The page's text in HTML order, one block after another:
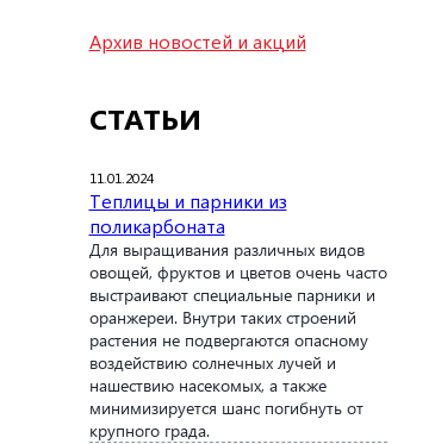
Архив новостей и акций
СТАТЬИ
11.01.2024
Теплицы и парники из
поликарбоната
Для выращивания различных видов
овощей, фруктов и цветов очень часто
выстраивают специальные парники и
оранжереи. Внутри таких строений
растения не подвергаются опасному
воздействию солнечных лучей и
нашествию насекомых, а также
минимизируется шанс погибнуть от
крупного града.